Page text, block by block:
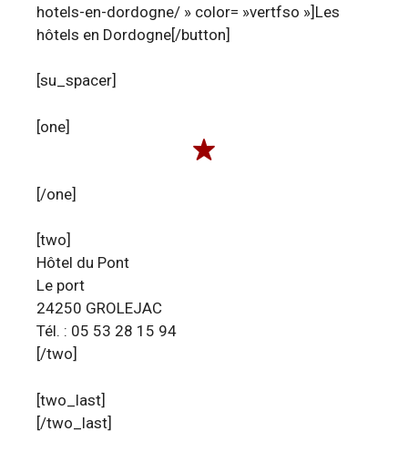
hotels-en-dordogne/ » color= »vertfso »]Les
hôtels en Dordogne[/button]
[su_spacer]
[one]
[/one]
[two]
Hôtel du Pont
Le port
24250 GROLEJAC
Tél. : 05 53 28 15 94
[/two]
[two_last]
[/two_last]